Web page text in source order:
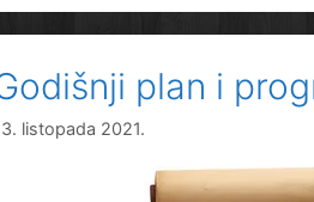
plan i
listopada 2021.